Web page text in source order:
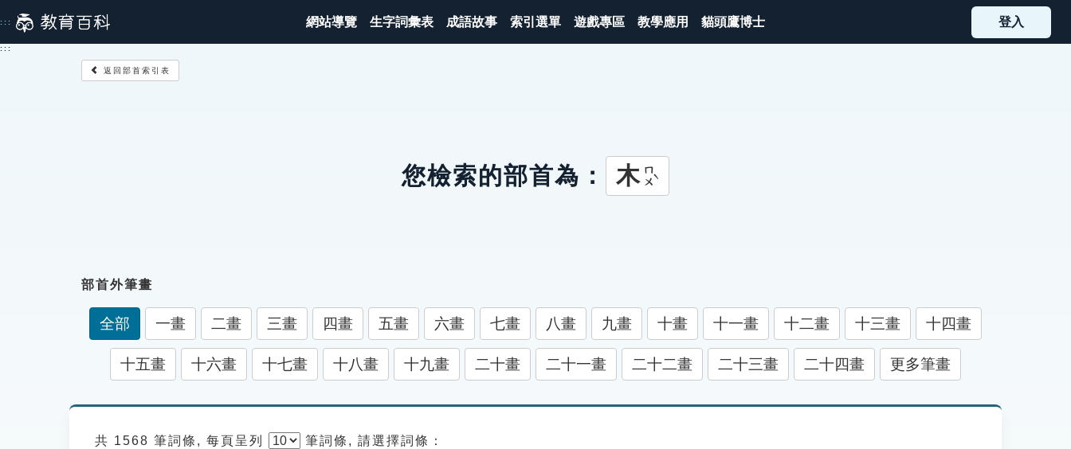
到
主
::: 網站導覽 生字詞彙表 成語故事 索引選單 遊戲專區 教學應用 貓頭鷹博士 登入
:::
返回部首索引表
您檢索的部首為： 木ㄇㄨˋ
部首外筆畫
全部 一畫 二畫 三畫 四畫 五畫 六畫 七畫 八畫 九畫 十畫 十一畫 十二畫 十三畫 十四畫
十五畫 十六畫 十七畫 十八畫 十九畫 二十畫 二十一畫 二十二畫 二十三畫 二十四畫 更多筆畫
共 1568 筆詞條, 每頁呈列 筆詞條, 請選擇詞條：